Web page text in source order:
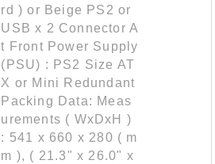
rd ) or Beige PS2 or
USB x 2 Connector A
t Front Power Supply
(PSU) : PS2 Size AT
X or Mini Redundant
Packing Data: Meas
urements ( WxDxH )
: 541 x 660 x 280 ( m
m ), ( 21.3" x 26.0" x